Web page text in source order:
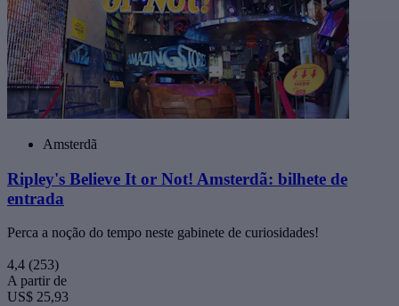
Amsterdã
Ripley's Believe It or Not! Amsterdã: bilhete de
entrada
Perca a noção do tempo neste gabinete de curiosidades!
4,4 (253)
A partir de
US$ 25,93